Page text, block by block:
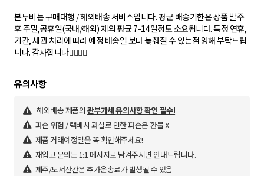
본투비는 구매대행 / 해외배송 서비스입니다. 평균 배송기한은 상품 발주
후 주말,공휴일(국내/해외) 제외 평균 7-14일정도 소요됩니다. 특정 연휴,
기간, 세관 처리에 따라 예정 배송일 보다 늦춰질 수 있는점 양해 부탁드립
니다. 감사합니다🙇‍♂️🙇‍♀️
유의사항
해외배송 제품의 관부가세 유의사항 확인 필수!
파손 위험 / 택배사 과실로 인한 파손은 환불 X
제품 거래예정일을 꼭 확인해주세요!
재입고 문의는 1:1 메시지로 남겨주시면 안내드립니다.
제주/도서산간은 추가운송료가 발생될 수 있음